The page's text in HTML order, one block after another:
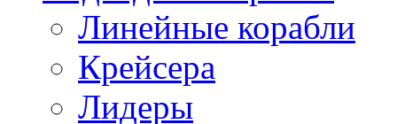
Линейные корабли
Крейсера
Лидеры